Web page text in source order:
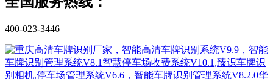
400-023-3446